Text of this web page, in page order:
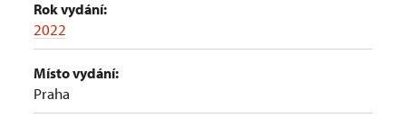
Rok vydání:
2022
Místo vydání:
Praha